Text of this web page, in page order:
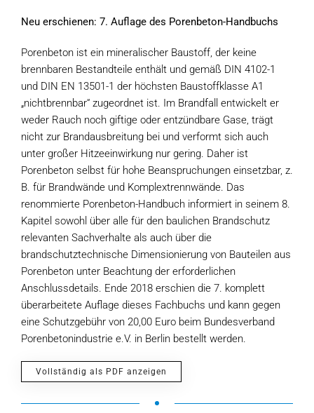
Neu erschienen: 7. Auflage des Porenbeton-Handbuchs
Porenbeton ist ein mineralischer Baustoff, der keine
brennbaren Bestandteile enthält und gemäß DIN 4102-1
und DIN EN 13501-1 der höchsten Baustoffklasse A1
„nichtbrennbar“ zugeordnet ist. Im Brandfall entwickelt er
weder Rauch noch giftige oder entzündbare Gase, trägt
nicht zur Brandausbreitung bei und verformt sich auch
unter großer Hitzeeinwirkung nur gering. Daher ist
Porenbeton selbst für hohe Beanspruchungen einsetzbar, z.
B. für Brandwände und Komplextrennwände. Das
renommierte Porenbeton-Handbuch informiert in seinem 8.
Kapitel sowohl über alle für den baulichen Brandschutz
relevanten Sachverhalte als auch über die
brandschutztechnische Dimensionierung von Bauteilen aus
Porenbeton unter Beachtung der erforderlichen
Anschlussdetails. Ende 2018 erschien die 7. komplett
überarbeitete Auflage dieses Fachbuchs und kann gegen
eine Schutzgebühr von 20,00 Euro beim Bundesverband
Porenbetonindustrie e.V. in Berlin bestellt werden.
Vollständig als PDF anzeigen